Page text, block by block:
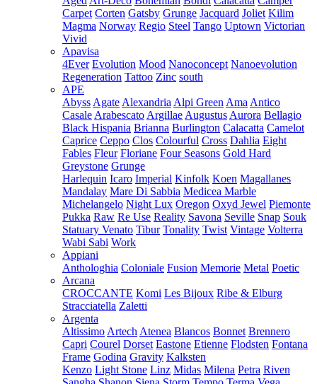
Carpet Corten Gatsby Grunge Jacquard Joliet Kilim
Magma Norway Regio Steel Tango Uptown Victorian
Vivid
Apavisa
4Ever Evolution Mood Nanoconcept Nanoevolution
Regeneration Tattoo Zinc south
APE
Abyss Agate Alexandria Alpi Green Ama Antico
Casale Arabescato Argillae Augustus Aurora Bellagio
Black Hispania Brianna Burlington Calacatta Camelot
Caprice Ceppo Clos Colourful Cross Dahlia Eight
Fables Fleur Floriane Four Seasons Gold Hard
Greystone Grunge
Harlequin Icaro Imperial Kinfolk Koen Magallanes
Mandalay Mare Di Sabbia Medicea Marble
Michelangelo Night Lux Oregon Oxyd Jewel Piemonte
Pukka Raw Re Use Reality Savona Seville Snap Souk
Statuary Venato Tibur Tonality Twist Vintage Volterra
Wabi Sabi Work
Appiani
Anthologhia Coloniale Fusion Memorie Metal Poetic
Arcana
CROCCANTE Komi Les Bijoux Ribe & Elburg
Stracciatella Zaletti
Argenta
Altissimo Artech Atenea Blancos Bonnet Brennero
Capri Courel Dorset Eastone Etienne Flodsten Fontana
Frame Godina Gravity Kalksten
Kenzo Light Stone Linz Midas Milena Petra Riven